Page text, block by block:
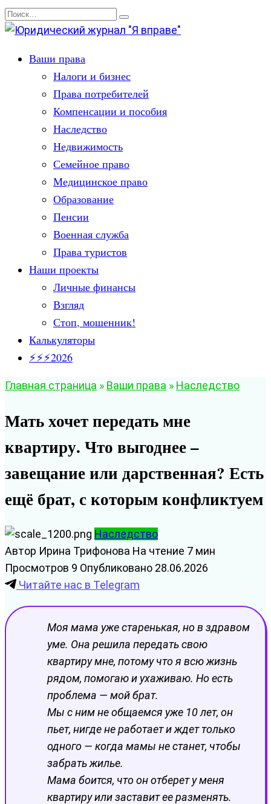
Перейти
к
Search
for:
Ваши права
Налоги и бизнес
Права потребителей
Компенсации и пособия
Наследство
Недвижимость
Семейное право
Медицинское право
Образование
Пенсии
Военная служба
Права туристов
Наши проекты
Личные финансы
Взгляд
Стоп, мошенник!
Калькуляторы
⚡⚡⚡2026
Главная страница » Ваши права » Наследство
Мать хочет передать мне
квартиру. Что выгоднее –
завещание или дарственная? Есть
ещё брат, с которым конфликтуем
Наследство
Автор Ирина Трифонова На чтение 7 мин
Просмотров 9 Опубликовано 28.06.2026
Читайте нас в Telegram
Моя мама уже старенькая, но в здравом
уме. Она решила передать свою
квартиру мне, потому что я всю жизнь
рядом, помогаю и ухаживаю. Но есть
проблема — мой брат.
Мы с ним не общаемся уже 10 лет, он
пьет, нигде не работает и ждет только
одного — когда мамы не станет, чтобы
забрать жилье.
Мама боится, что он отберет у меня
квартиру или заставит ее разменять.